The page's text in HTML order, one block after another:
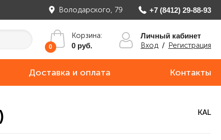
Володарского, 79 +7 (8412) 29-88-93
0
Корзина:
0 руб.
Личный кабинет
Вход / Регистрация
Доставка и оплата Контакты
KAL